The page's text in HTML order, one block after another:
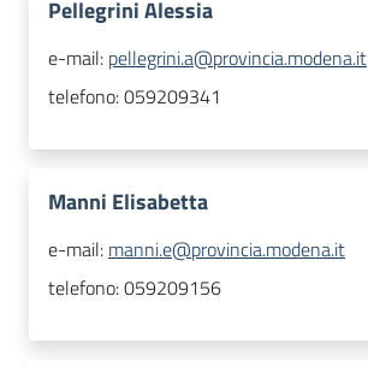
Pellegrini Alessia
e-mail: pellegrini.a@provincia.modena.it
telefono:059209341
Manni Elisabetta
e-mail: manni.e@provincia.modena.it
telefono:059209156